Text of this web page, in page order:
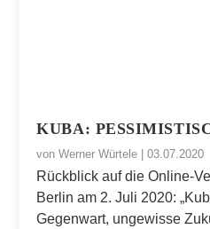
KUBA:
vonWerner Würtele |03.07.2020
Rückblick auf die Online-
Berlin am 2. Juli 2020:
Gegenwart, ungewisse